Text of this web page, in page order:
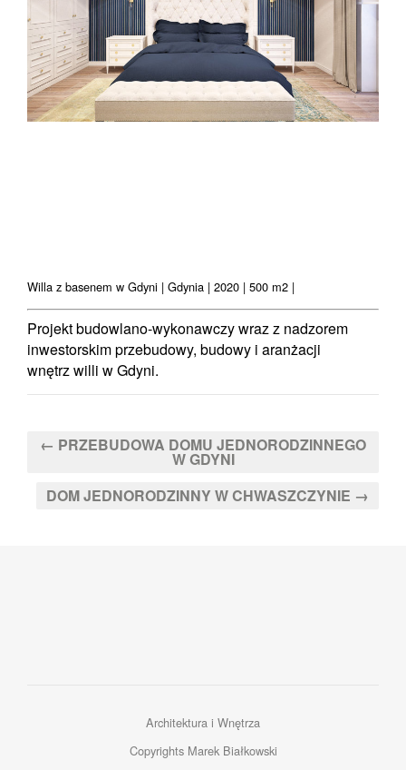
Willa z basenem w Gdyni | Gdynia | 2020 | 500 m2 |
Projekt budowlano-wykonawczy wraz z nadzorem
inwestorskim przebudowy, budowy i aranżacji
wnętrz willi w Gdyni.
← PRZEBUDOWA DOMU JEDNORODZINNEGO
W GDYNI
DOM JEDNORODZINNY W CHWASZCZYNIE →
Architektura i Wnętrza
Copyrights Marek Białkowski